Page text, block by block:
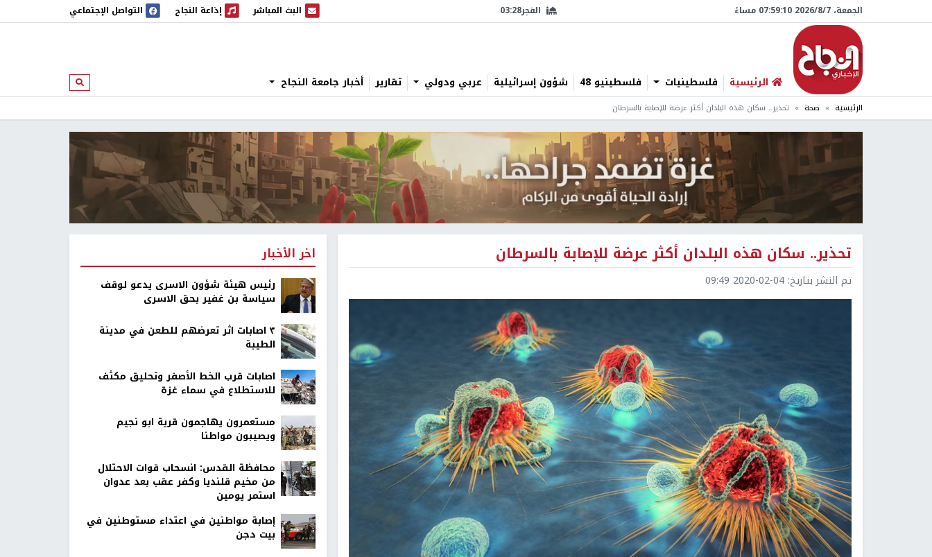
الجمعة، 7/‏8/‏2026 07:59:11 مساءً الفجر03:28 البث المباشر
البث المباشر إذاعة النجاح
إذاعة النجاح التواصل الإجتماعي
الرئيسية فلسطينيات فلسطينيو 48 شؤون إسرائيلية عربي ودولي تقارير أخبار جامعة النجاح ابحث
الرئيسية صحة تحذير.. سكان هذه البلدان أكثر عرضة للإصابة بالسرطان
تحذير.. سكان هذه البلدان أكثر عرضة للإصابة بالسرطان
تم النشر بتاريخ: 2020-02-04 09:49
اخر الأخبار
رئيس هيئة شؤون الاسرى يدعو لوقف
سياسة بن غفير بحق الاسرى
٣ اصابات اثر تعرضهم للطعن في مدينة
الطيبة
اصابات قرب الخط الأصفر وتحليق مكثف
للاستطلاع في سماء غزة
مستعمرون يهاجمون قرية ابو نجيم
ويصيبون مواطنا
محافظة القدس: انسحاب قوات الاحتلال
من مخيم قلنديا وكفر عقب بعد عدوان
استمر يومين
إصابة مواطنين في اعتداء مستوطنين في
بيت دجن